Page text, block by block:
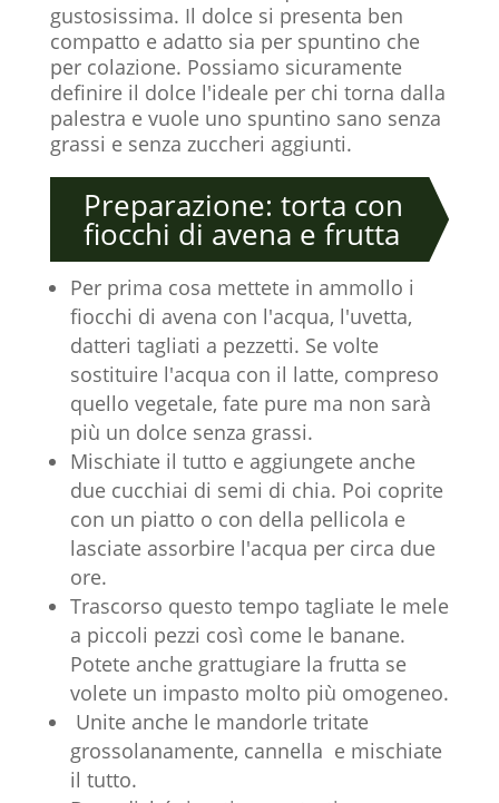
gustosissima. Il dolce si presenta ben
compatto e adatto sia per spuntino che
per colazione. Possiamo sicuramente
definire il dolce l'ideale per chi torna dalla
palestra e vuole uno spuntino sano senza
grassi e senza zuccheri aggiunti.
Preparazione: torta con
fiocchi di avena e frutta
Per prima cosa mettete in ammollo i
fiocchi di avena con l'acqua, l'uvetta,
datteri tagliati a pezzetti. Se volte
sostituire l'acqua con il latte, compreso
quello vegetale, fate pure ma non sarà
più un dolce senza grassi.
Mischiate il tutto e aggiungete anche
due cucchiai di semi di chia. Poi coprite
con un piatto o con della pellicola e
lasciate assorbire l'acqua per circa due
ore.
Trascorso questo tempo tagliate le mele
a piccoli pezzi così come le banane.
Potete anche grattugiare la frutta se
volete un impasto molto più omogeneo.
Unite anche le mandorle tritate
grossolanamente, cannella e mischiate
il tutto.